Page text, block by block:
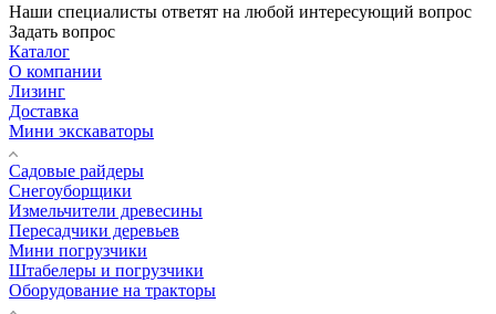
Наши специалисты ответят на любой интересующий вопрос
Задать вопрос
Каталог
О компании
Лизинг
Доставка
Мини экскаваторы
Садовые райдеры
Снегоуборщики
Измельчители древесины
Пересадчики деревьев
Мини погрузчики
Штабелеры и погрузчики
Оборудование на тракторы